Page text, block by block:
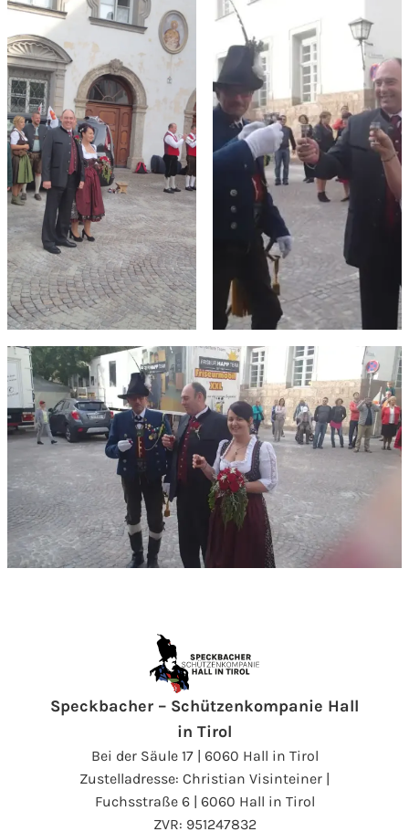
Speckbacher – Schützenkompanie Hall
in Tirol
Bei der Säule 17 | 6060 Hall in Tirol
Zustelladresse: Christian Visinteiner |
Fuchsstraße 6 | 6060 Hall in Tirol
ZVR: 951247832